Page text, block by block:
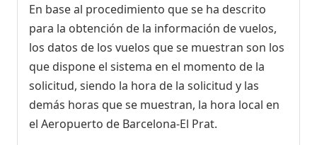
En base al procedimiento que se ha descrito
para la obtención de la información de vuelos,
los datos de los vuelos que se muestran son los
que dispone el sistema en el momento de la
solicitud, siendo la hora de la solicitud y las
demás horas que se muestran, la hora local en
el Aeropuerto de Barcelona-El Prat.